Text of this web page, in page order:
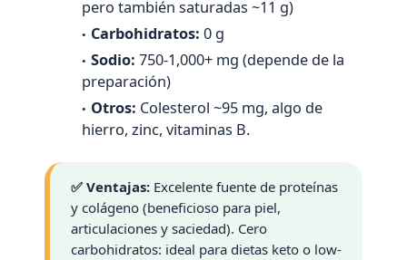
pero también saturadas ~11 g)
Carbohidratos: 0 g
Sodio: 750-1,000+ mg (depende de la
preparación)
Otros: Colesterol ~95 mg, algo de
hierro, zinc, vitaminas B.
✅ Ventajas:Excelente fuente de proteínas
y colágeno (beneficioso para piel,
articulaciones y saciedad). Cero
carbohidratos: ideal para dietas keto o low-